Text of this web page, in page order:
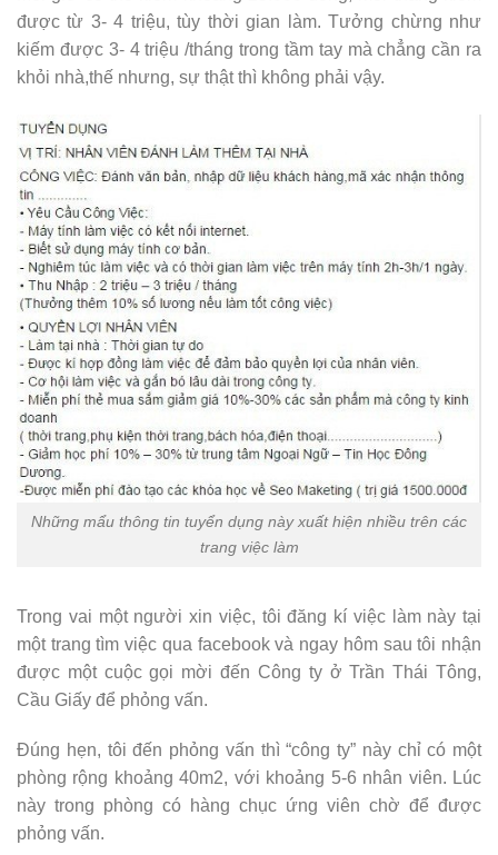
được từ 3- 4 triệu, tùy thời gian làm. Tưởng chừng như
kiếm được 3- 4 triệu /tháng trong tầm tay mà chẳng cần ra
khỏi nhà,thế nhưng, sự thật thì không phải vậy.
Những mẩu thông tin tuyển dụng này xuất hiện nhiều trên các
trang việc làm
Trong vai một người xin việc, tôi đăng kí việc làm này tại
một trang tìm việc qua facebook và ngay hôm sau tôi nhận
được một cuộc gọi mời đến Công ty ở Trần Thái Tông,
Cầu Giấy để phỏng vấn.
Đúng hẹn, tôi đến phỏng vấn thì “công ty” này chỉ có một
phòng rộng khoảng 40m2, với khoảng 5-6 nhân viên. Lúc
này trong phòng có hàng chục ứng viên chờ để được
phỏng vấn.